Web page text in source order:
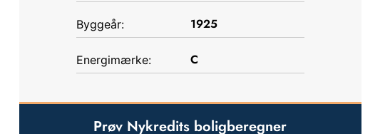
Byggeår: 1925
Energimærke: C
Prøv Nykredits boligberegner